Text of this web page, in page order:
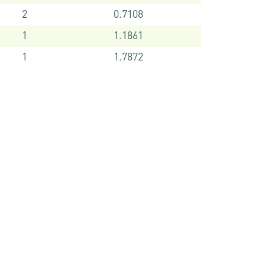
2
0.7108
1
1.1861
1 1.7872